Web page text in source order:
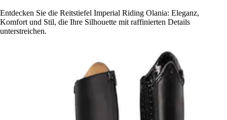
Entdecken Sie die Reitstiefel Imperial Riding Olania: Eleganz,
Komfort und Stil, die Ihre Silhouette mit raffinierten Details
unterstreichen.